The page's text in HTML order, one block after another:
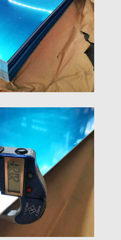
1050 Folha de espelho de
refletividade,
um acabamento premium
e industrial.
1050 Folha De
H24
de alumínio H24 para
aparência limpa, e
em sinalização,
e projetos de fabricação.